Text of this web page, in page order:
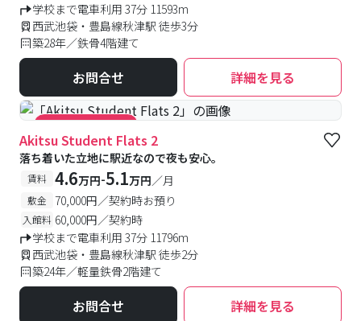
学校まで電車利用 37分 11593m
西武池袋・豊島線秋津駅 徒歩3分
築28年／鉄骨4階建て
お問合せ 詳細を見る
#キャンペーン実施中
Akitsu Student Flats 2
落ち着いた立地に駅近なので夜も安心。
賃料 4.6万円-5.1万円／月
敷金 70,000円／契約時お預り
入館料 60,000円／契約時
学校まで電車利用 37分 11796m
西武池袋・豊島線秋津駅 徒歩2分
築24年／軽量鉄骨2階建て
お問合せ 詳細を見る